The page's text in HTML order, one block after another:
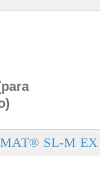
SL-M EX